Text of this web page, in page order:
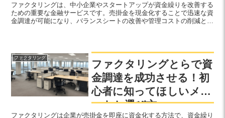
ファクタリングは、中小企業やスタートアップが資金繰りを改善する
ための重要な金融サービスです。売掛金を現金化することで迅速な資
金調達が可能になり、バランスシートの改善や管理コストの削減とい
ファクタリング
ファクタリングとらで資
金調達を成功させる！初
心者に知ってほしいメリ
ットと選び方
ファクタリングは企業が売掛金を即座に資金化する方法で、資金繰り